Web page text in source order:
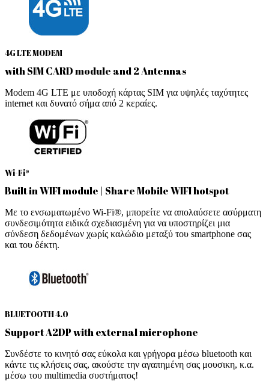
4G LTE MODEM
with SIM CARD module and 2 Antennas
Modem 4G LTE με υποδοχή κάρτας SIM για υψηλές ταχύτητες
internet και δυνατό σήμα από 2 κεραίες.
Wi-Fi®
Built in WIFI module | Share Mobile WIFI hotspot
Με το ενσωματωμένο Wi-Fi®, μπορείτε να απολαύσετε ασύρματη
συνδεσιμότητα ειδικά σχεδιασμένη για να υποστηρίζει μια
σύνδεση δεδομένων χωρίς καλώδιο μεταξύ του smartphone σας
και του δέκτη.
BLUETOOTH 4.0
Support A2DP with external microphone
Συνδέστε το κινητό σας εύκολα και γρήγορα μέσω bluetooth και
κάντε τις κλήσεις σας, ακούστε την αγαπημένη σας μουσικη, κ.α.
μέσω του multimedia συστήματος!